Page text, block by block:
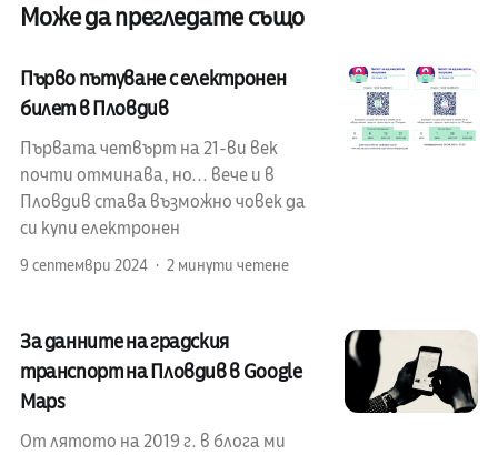
Може да прегледате също
Първо пътуване с електронен
билет в Пловдив
Първата четвърт на 21-ви век
почти отминава, но... вече и в
Пловдив става възможно човек да
си купи електронен
9 септември 2024 2 минути четене
За данните на градския
транспорт на Пловдив в Google
Maps
От лятото на 2019 г. в блога ми